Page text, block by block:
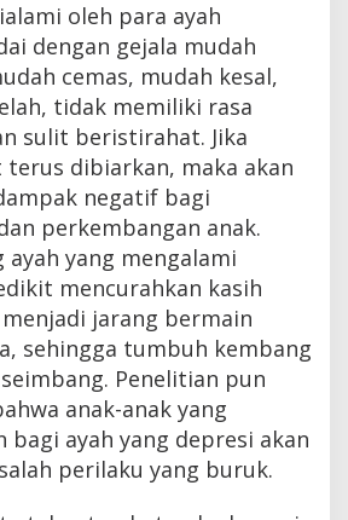
oleh para ayah
dengan gejala mudah
cemas, mudah kesal,
tidak memiliki rasa
sulit beristirahat. Jika
dibiarkan, maka akan
negatif bagi
perkembangan anak.
ayah yang mengalami
mencurahkan kasih
jarang bermain
sehingga tumbuh kembang
Penelitian pun
anak-anak yang
bagi ayah yang depresi akan
perilaku yang buruk.